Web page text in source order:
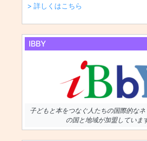
> 詳しくはこちら
IBBY
子どもと本をつなぐ人たちの国際的な
の国と地域が加盟していま